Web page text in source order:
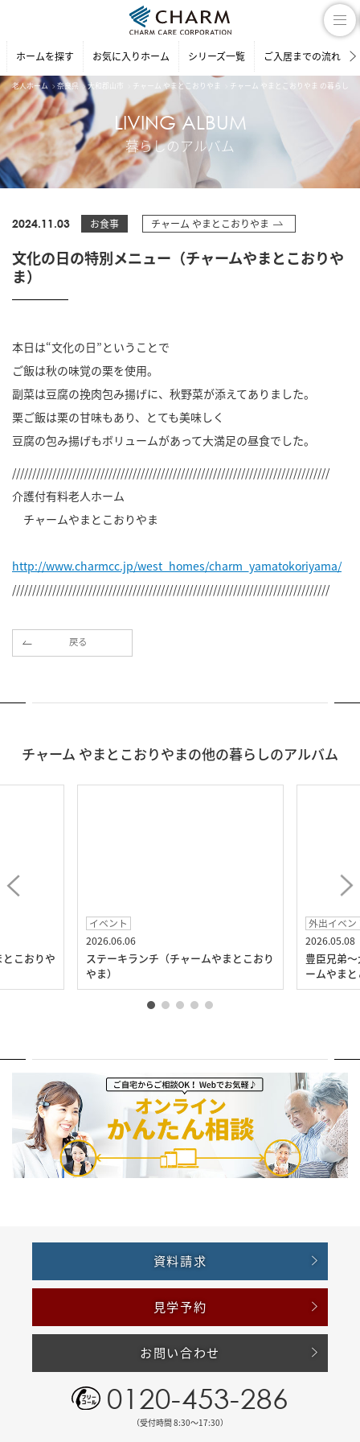
ホームを探す お気に入りホーム シリーズ一覧 ご入居までの流れ
老人ホーム 奈良県 大和郡山市 チャーム やまとこおりやま チャーム やまとこおりやま の暮らしの
LIVING ALBUM
暮らしのアルバム
2024.11.03 お食事 チャーム やまとこおりやま
文化の日の特別メニュー（チャームやまとこおりや
ま）
本日は“文化の日”ということで
ご飯は秋の味覚の栗を使用。
副菜は豆腐の挽肉包み揚げに、秋野菜が添えてありました。
栗ご飯は栗の甘味もあり、とても美味しく
豆腐の包み揚げもボリュームがあって大満足の昼食でした。
///////////////////////////////////////////////////////////////////////////////
介護付有料老人ホーム
チャームやまとこおりやま
http://www.charmcc.jp/west_homes/charm_yamatokoriyama/
///////////////////////////////////////////////////////////////////////////////
戻る
チャーム やまとこおりやまの他の暮らしのアルバム
こおりや
イベント
2026.06.06
ステーキランチ（チャームやまとこおり
やま）
外出イベン
2026.05.08
豊臣兄弟
ームやま
資料請求
見学予約
お問い合わせ
0120-453-286
（受付時間 8:30〜17:30）